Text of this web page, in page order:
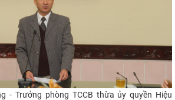
- Trưởng phòng TCCB thừa ủy quyền Hiệu